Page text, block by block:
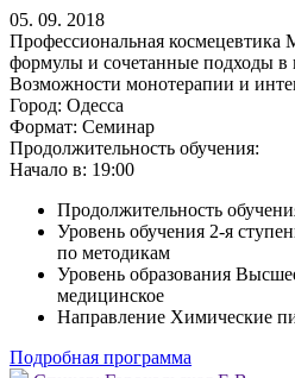
05. 09. 2018
Профессиональная космецевтика
формулы и сочетанные подходы в
Возможности монотерапии и
Город: Одесса
Формат: Семинар
Продолжительность обучения:
Начало в: 19:00
Продолжительность
Уровень обучения 2-я
по методикам
Уровень образования
медицинское
Направление Химические
Подробная программа